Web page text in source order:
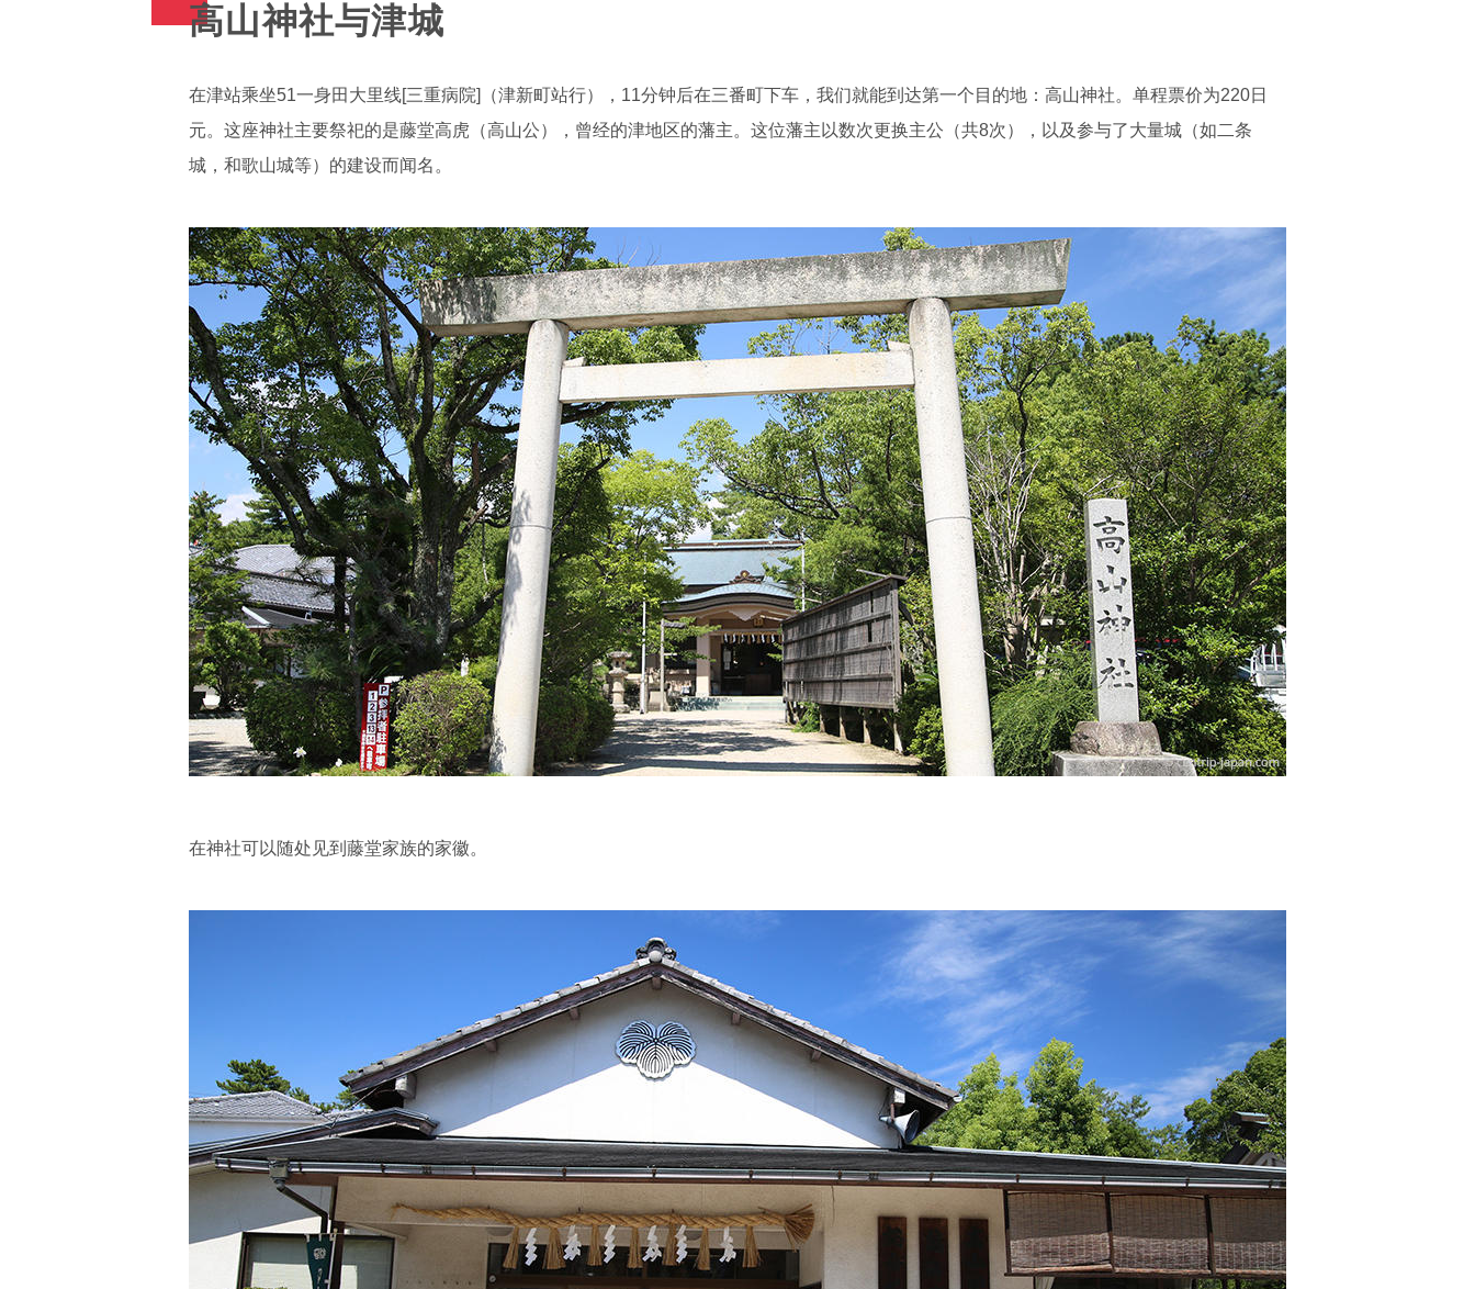
高山神社与津城
在津站乘坐51一身田大里线[三重病院]（津新町站行），11分钟后在三番町下车，我们就能到达第一个目的地：高山神社。单程票价为220日
元。这座神社主要祭祀的是藤堂高虎（高山公），曾经的津地区的藩主。这位藩主以数次更换主公（共8次），以及参与了大量城（如二条
城，和歌山城等）的建设而闻名。
在神社可以随处见到藤堂家族的家徽。